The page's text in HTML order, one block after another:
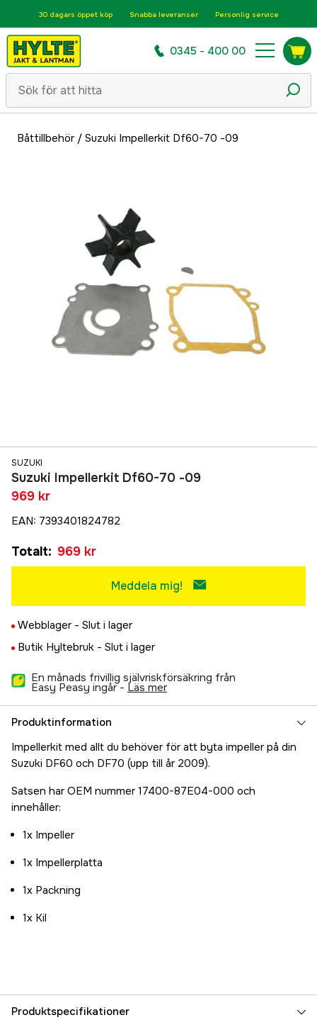
30 dagars öppet köp Snabba leveranser Personlig service
0345 - 400 00
Båttillbehör/ Suzuki Impellerkit Df60-70 -09
SUZUKI
Suzuki Impellerkit Df60-70 -09
969 kr
EAN: 7393401824782
Totalt: 969 kr
Meddela mig!
Webblager - Slut i lager
Butik Hyltebruk - Slut i lager
En månads frivillig självriskförsäkring från
Easy Peasy ingår - läs mer
Produktinformation
Impellerkit med allt du behöver för att byta impeller på din
Suzuki DF60 och DF70 (upp till år 2009).
Satsen har OEM nummer 17400-87E04-000 och
innehåller:
1x Impeller
1x Impellerplatta
1x Packning
1x Kil
Produktspecifikationer